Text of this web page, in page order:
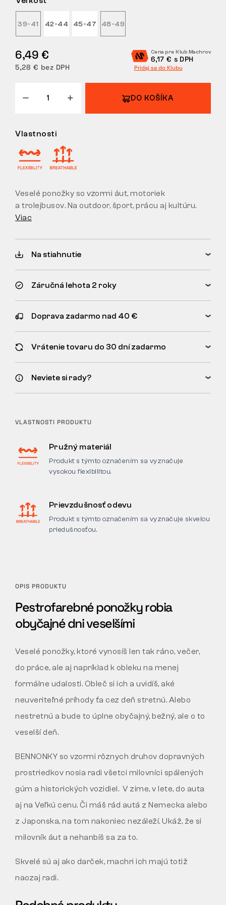
39-41 42-44 45-47 48-49
6,49 €
5,28 € bez DPH
Cena pre Klub Machrov
6,17 € s DPH
Pridaj sa do Klubu
DO KOŠÍKA
Vlastnosti
Veselé ponožky so vzormi áut, motoriek
a trolejbusov. Na outdoor, šport, prácu aj kultúru.
Viac
Na stiahnutie
Záručná lehota 2 roky
Doprava zadarmo nad 40 €
Vrátenie tovaru do 30 dní zadarmo
Neviete si rady?
VLASTNOSTI PRODUKTU
Pružný materiál
Produkt s týmto označením sa vyznačuje
vysokou flexibilitou.
Prievzdušnosť odevu
Produkt s týmto označením sa vyznačuje skvelou
priedušnosťou.
OPIS PRODUKTU
Pestrofarebné ponožky robia
obyčajné dni veselšími
Veselé ponožky, ktoré vynosíš len tak ráno, večer,
do práce, ale aj napríklad k obleku na menej
formálne udalosti. Obleč si ich a uvidíš, aké
neuveriteľné príhody ťa cez deň stretnú. Alebo
nestretnú a bude to úplne obyčajný, bežný, ale o to
veselší deň.
BENNONKY so vzormi rôznych druhov dopravných
prostriedkov nosia radi všetci milovníci spálených
gúm a historických vozidiel. V zime, v lete, do auta
aj na Veľkú cenu. Či máš rád autá z Nemecka alebo
z Japonska, na tom nakoniec nezáleží. Ukáž, že si
milovník áut a nehanbíš sa za to.
Skvelé sú aj ako darček, machri ich majú totiž
naozaj radi.